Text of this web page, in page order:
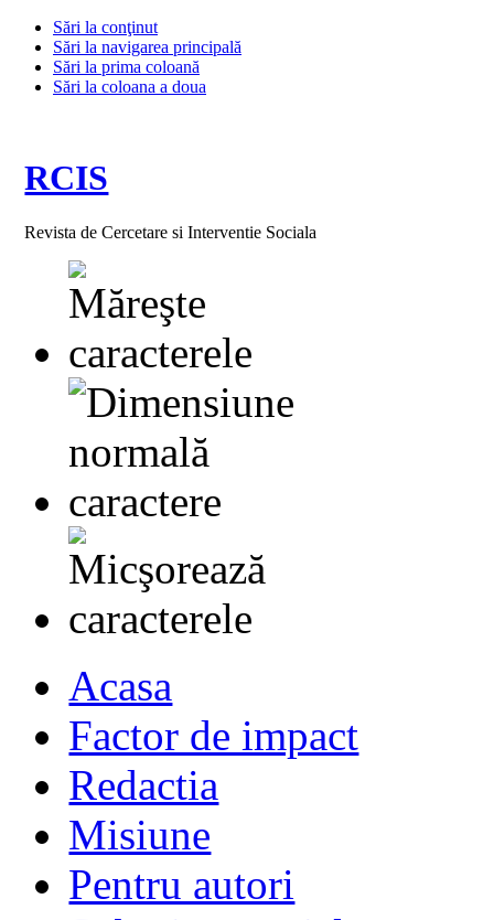
Sări la conţinut
Sări la navigarea principală
Sări la prima coloană
Sări la coloana a doua
RCIS
Revista de Cercetare si Interventie Sociala
Acasa
Factor de impact
Redactia
Misiune
Pentru autori